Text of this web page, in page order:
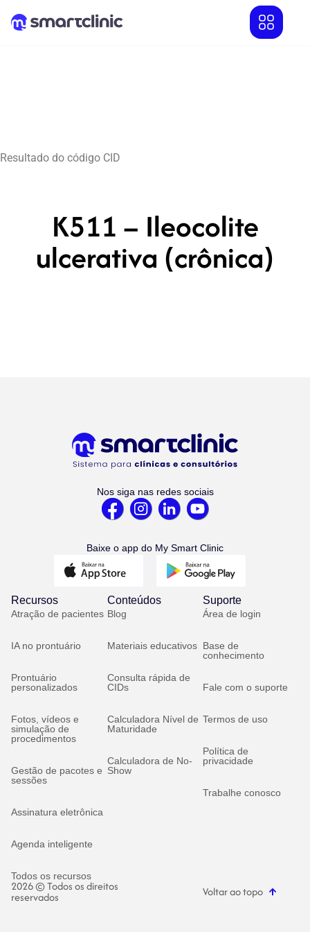
Resultado do código CID
K511 – Ileocolite
ulcerativa (crônica)
Nos siga nas redes sociais
Baixe o app do My Smart Clinic
Recursos
Atração de pacientes
IA no prontuário
Prontuário
personalizados
Fotos, vídeos e
simulação de
procedimentos
Gestão de pacotes e
sessões
Assinatura eletrônica
Agenda inteligente
Todos os recursos
Conteúdos
Blog
Materiais educativos
Consulta rápida de
CIDs
Calculadora Nível de
Maturidade
Calculadora de No-
Show
Suporte
Área de login
Base de
conhecimento
Fale com o suporte
Termos de uso
Política de
privacidade
Trabalhe conosco
2026 © Todos os direitos
reservados Voltar ao topo